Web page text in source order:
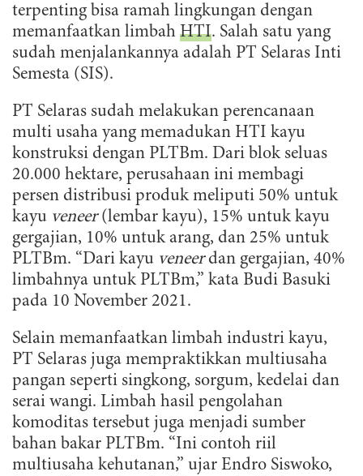
terpenting bisa ramah lingkungan dengan
memanfaatkan limbah HTI. Salah satu yang
sudah menjalankannya adalah PT Selaras Inti
Semesta (SIS).
PT Selaras sudah melakukan perencanaan
multi usaha yang memadukan HTI kayu
konstruksi dengan PLTBm. Dari blok seluas
20.000 hektare, perusahaan ini membagi
persen distribusi produk meliputi 50% untuk
kayu veneer(lembar kayu), 15% untuk kayu
gergajian, 10% untuk arang, dan 25% untuk
PLTBm. “Dari kayu veneerdan gergajian, 40%
limbahnya untuk PLTBm,” kata Budi Basuki
pada 10 November 2021.
Selain memanfaatkan limbah industri kayu,
PT Selaras juga mempraktikkan multiusaha
pangan seperti singkong, sorgum, kedelai dan
serai wangi. Limbah hasil pengolahan
komoditas tersebut juga menjadi sumber
bahan bakar PLTBm. “Ini contoh riil
multiusaha kehutanan,” ujar Endro Siswoko,